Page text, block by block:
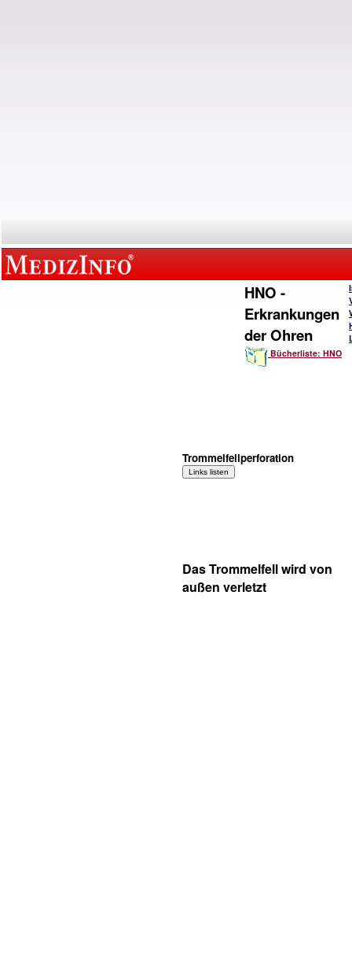
HNO -
Erkrankungen
der Ohren
Bücherliste: HNO
Trommelfellperforation
Das Trommelfell wird von
außen verletzt